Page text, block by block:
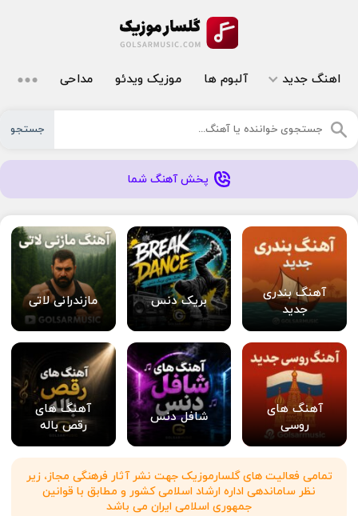
اهنگ جدید آلبوم ها موزیک ویدئو مداحی
جستجو
پخش آهنگ شما
آهنگ بندری
جدید
بریک دنس مازندرانی لاتی
آهنگ های
روسی
شافل دنس
آهنگ های
رقص باله
تمامی فعالیت های گلسارموزیک جهت نشر آثار فرهنگی مجاز، زیر
نظر ساماندهی اداره ارشاد اسلامی کشور و مطابق با قوانین
جمهوری اسلامی ایران می باشد